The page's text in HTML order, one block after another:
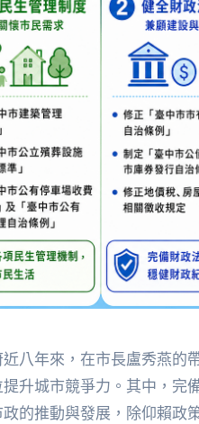
近八年來，在市長盧秀燕的
升城市競爭力。其中，完
的推動與發展，除仰賴政